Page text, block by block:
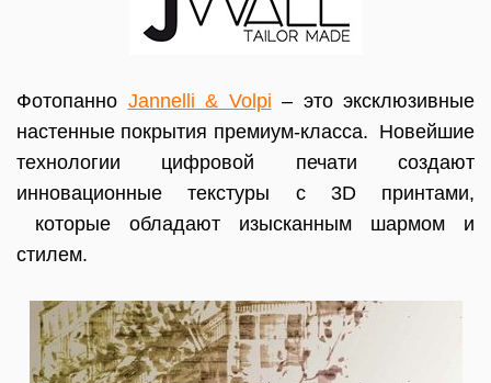
Фотопанно Jannelli & Volpi – это эксклюзивные
настенные покрытия премиум-класса. Новейшие
технологии цифровой печати создают
инновационные текстуры с 3D принтами,
которые обладают изысканным шармом и
стилем.